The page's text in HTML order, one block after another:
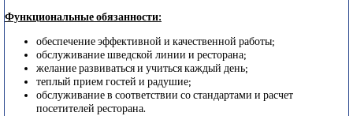
Функциональные обязанности:
обеспечение эффективной и качественной работы;
обслуживание шведской линии и ресторана;
желание развиваться и учиться каждый день;
теплый прием гостей и радушие;
обслуживание в соответствии со стандартами и расчет
посетителей ресторана.